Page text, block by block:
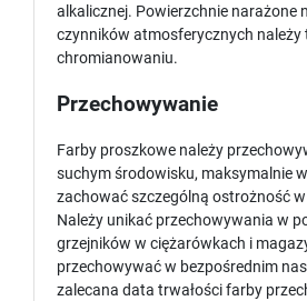
alkalicznej. Powierzchnie narażone
czynników atmosferycznych należy
chromianowaniu.
Przechowywanie
Farby proszkowe należy
suchym środowisku, maksymalnie
zachować szczególną ostrożność w
Należy unikać przechowywania w
grzejników w ciężarówkach i
przechowywać w bezpośrednim
zalecana data trwałości farby